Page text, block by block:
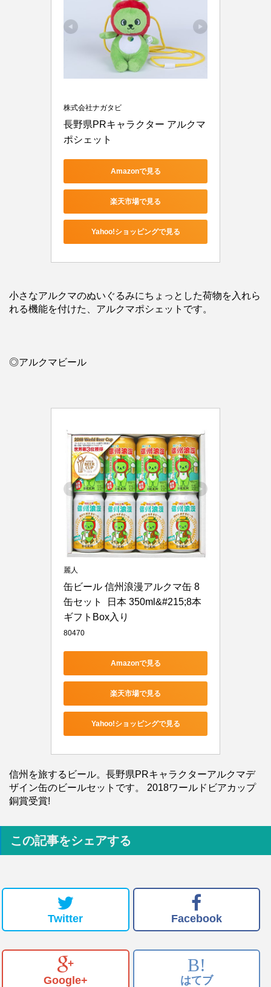
株式会社ナガタビ
長野県PRキャラクター アルクマ
ポシェット
Amazonで見る
楽天市場で見る
Yahoo!ショッピングで見る
小さなアルクマのぬいぐるみにちょっとした荷物を入れら
れる機能を付けた、アルクマポシェットです。
◎アルクマビール
麗人
缶ビール 信州浪漫アルクマ缶 8
缶セット  日本 350ml&#215;8本
ギフトBox入り
80470
Amazonで見る
楽天市場で見る
Yahoo!ショッピングで見る
信州を旅するビール。長野県PRキャラクターアルクマデ
ザイン缶のビールセットです。 2018ワールドビアカップ
銅賞受賞!
この記事をシェアする
Twitter Facebook
Google+
B!
はてブ